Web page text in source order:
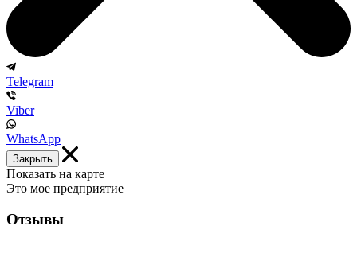
Telegram
Viber
WhatsApp
Закрыть
Показать на карте
Это мое предприятие
Отзывы